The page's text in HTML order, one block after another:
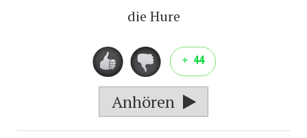
die Hure
44
Anhören